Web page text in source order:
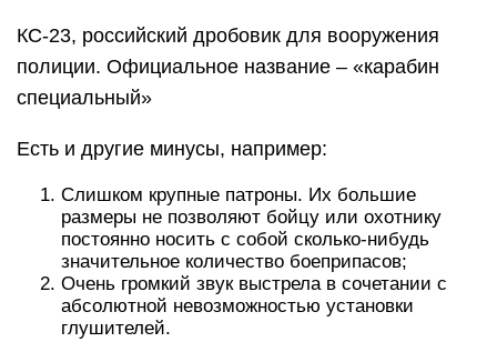
КС-23, российский дробовик для вооружения
полиции. Официальное название – «карабин
специальный»
Есть и другие минусы, например:
Слишком крупные патроны. Их большие
размеры не позволяют бойцу или охотнику
постоянно носить с собой сколько-нибудь
значительное количество боеприпасов;
Очень громкий звук выстрела в сочетании с
абсолютной невозможностью установки
глушителей.